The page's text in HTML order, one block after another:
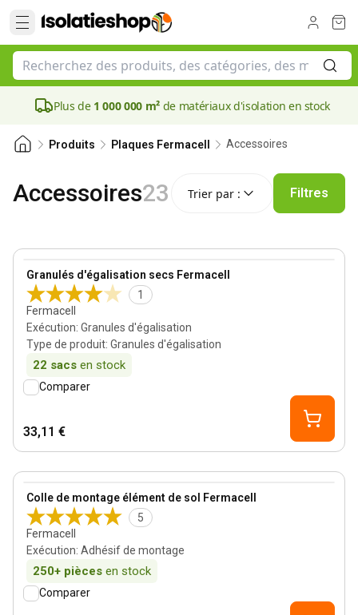
Plus de 1 000 000 m²de matériaux d'isolation en stock
Produits Plaques Fermacell Accessoires
Accessoires23 Trier par : Filtres
Granulés d'égalisation secs Fermacell
1
Fermacell
Exécution: Granules d'égalisation
Type de produit: Granules d'égalisation
22 sacs en stock
View product
Comparer
33,11 €
Colle de montage élément de sol Fermacell
5
Fermacell
Exécution: Adhésif de montage
250+ pièces en stock
View product
Comparer